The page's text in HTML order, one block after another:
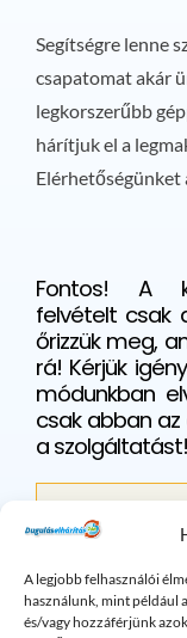
A legjobb felhasználói
használunk, mint például
és/vagy hozzáférjünk
Segítségre lenne
csapatomat akár
legkorszerűbb
hárítjuk el a
Elérhetőségünket
Fontos! A
felvételt csak
őrizzük meg,
rá! Kérjük
módunkban
csak abban
a szolgáltatást!
Maradt